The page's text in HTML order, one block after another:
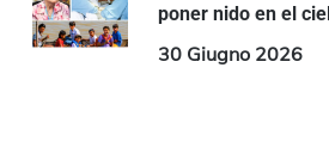
poner nido en el
30 Giugno 2026